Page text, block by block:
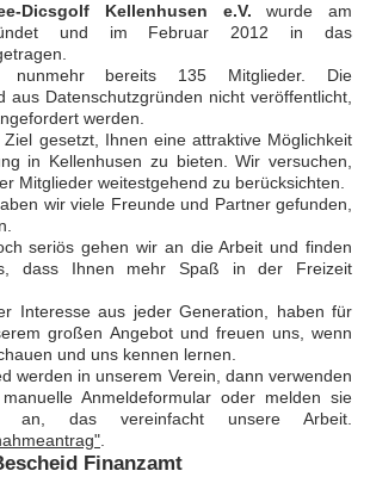
Dicsgolf Kellenhusen e.V. wurde am
und im Februar 2012 in das
bereits 135 Mitglieder. Die
aus Datenschutzgründen nicht veröffentlicht,
werden.
gesetzt, Ihnen eine attraktive Möglichkeit
in Kellenhusen zu bieten. Wir versuchen,
Mitglieder weitestgehend zu berücksichten.
wir viele Freunde und Partner gefunden,
seriös gehen wir an die Arbeit und finden
dass Ihnen mehr Spaß in der Freizeit
Interesse aus jeder Generation, haben für
großen Angebot und freuen uns, wenn
und uns kennen lernen.
werden in unserem Verein, dann verwenden
Anmeldeformular oder melden sie
an, das vereinfacht unsere Arbeit.
.
Finanzamt